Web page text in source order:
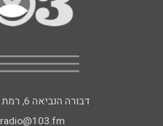
דבורה הנביאה 6, רמת השרון
radio@103.fm